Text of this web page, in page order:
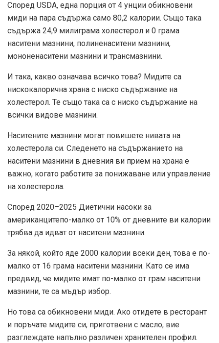
Според USDA, една порция от 4 унции обикновени
миди на пара съдържа само 80,2 калории. Също така
съдържа 24,9 милиграма холестерол и 0 грама
наситени мазнини, полиненаситени мазнини,
мононенаситени мазнини и трансмазнини.
И така, какво означава всичко това? Мидите са
нискокалорична храна с ниско съдържание на
холестерол. Те също така са с ниско съдържание на
всички видове мазнини.
Наситените мазнини могат повишете нивата на
холестерола си. Следенето на съдържанието на
наситени мазнини в дневния ви прием на храна е
важно, когато работите за понижаване или управление
на холестерола.
Според 2020–2025 Диетични насоки за
американцитепо-малко от 10% от дневните ви калории
трябва да идват от наситени мазнини.
За някой, който яде 2000 калории всеки ден, това е по-
малко от 16 грама наситени мазнини. Като се има
предвид, че мидите имат по-малко от грам наситени
мазнини, те са мъдър избор.
Но това са обикновени миди. Ако отидете в ресторант
и поръчате мидите си, приготвени с масло, вие
разглеждате напълно различен хранителен профил.